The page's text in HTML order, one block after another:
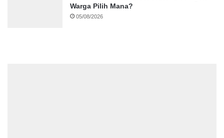
Warga Pilih Mana?
05/08/2026